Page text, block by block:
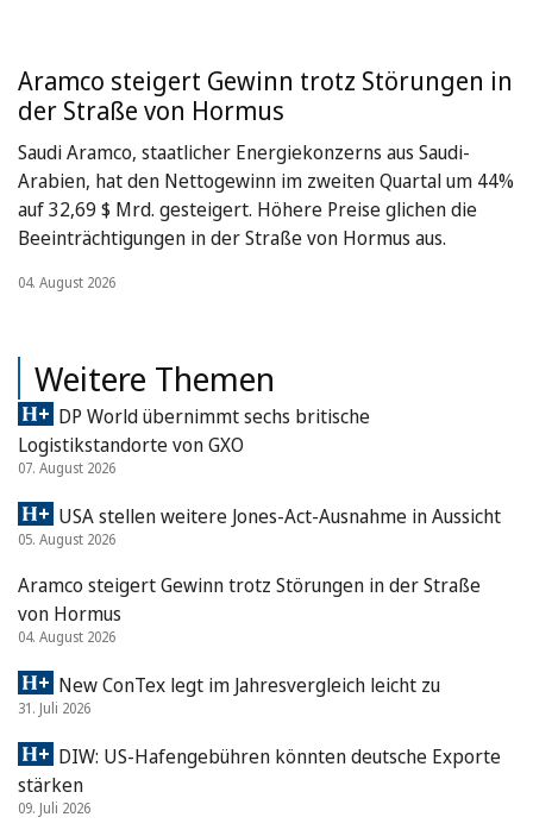
Aramco steigert Gewinn trotz Störungen in
der Straße von Hormus
Saudi Aramco, staatlicher Energiekonzerns aus Saudi-
Arabien, hat den Nettogewinn im zweiten Quartal um 44%
auf 32,69 $ Mrd. gesteigert. Höhere Preise glichen die
Beeinträchtigungen in der Straße von Hormus aus.
04. August 2026
Weitere Themen
DP World übernimmt sechs britische
Logistikstandorte von GXO
07. August 2026
USA stellen weitere Jones-Act-Ausnahme in Aussicht
05. August 2026
Aramco steigert Gewinn trotz Störungen in der Straße
von Hormus
04. August 2026
New ConTex legt im Jahresvergleich leicht zu
31. Juli 2026
DIW: US-Hafengebühren könnten deutsche Exporte
stärken
09. Juli 2026